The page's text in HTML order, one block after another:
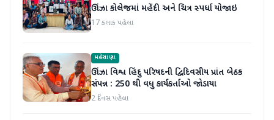
ઊંઝા કોલેજમાં મહેંદી અને ચિત્ર સ્પર્ધા યોજાઇ
17 કલાક પહેલા
મહેસાણા
ઊંઝા વિશ્વ હિંદુ પરિષદની દ્વિદિવસીય પ્રાંત બેઠક
સંપન્ન : 250 થી વધુ કાર્યકર્તાઓ જોડાયા
2 દિવસ પહેલા